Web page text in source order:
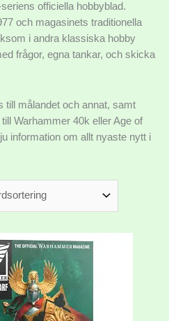
officiella hobbyblad.
och magasinets traditionella
i andra klassiska hobby
frågor, egna tankar, och skicka
till målandet och annat, samt
Warhammer 40k eller Age of
information om allt nyaste nytt i